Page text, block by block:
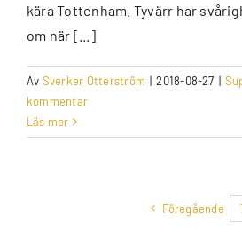
kära Tottenham. Tyvärr har
om när [...]
Av Sverker Otterström | 2018-08-27 |
kommentar
Läs mer
Föregående